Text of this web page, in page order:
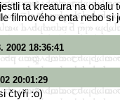
ta kreatura na obalu
filmového enta nebo si
2002 18:36:41
20:01:29
čtyři :o)